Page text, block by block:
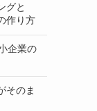
グと
作り方
企業の
そのま